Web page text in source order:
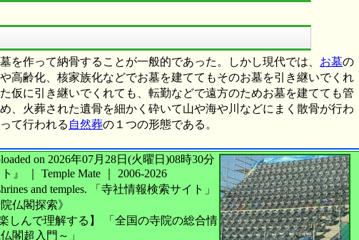
を作って納骨することが一般的であった。しかし現代では、 お墓の
高齢化、核家族化などでお墓を建ててもそのお墓を引き継いでくれ
仮に引き継いでくれても、転勤などで遠方のためお墓を建てても管
、火葬された遺骨を細かく砕いて山や海や川などにまく散骨が行わ
て行われる 自然葬の１つの形態である。
on 2026年07月28日(火曜日)08時30分
』 ｜ Temple Mate
2006-2026
and temples.
「寺社情報検索サイト」
仏閣探索》
しんで理解する】
「全国の寺院の総合情
閣超入門～」